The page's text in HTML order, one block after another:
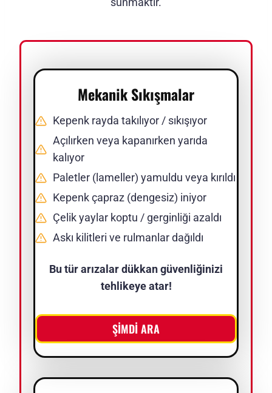
Mekanik Sıkışmalar
Kepenk rayda takılıyor / sıkışıyor
Açılırken veya kapanırken yarıda
kalıyor
Paletler (lameller) yamuldu veya kırıldı
Kepenk çapraz (dengesiz) iniyor
Çelik yaylar koptu / gerginliği azaldı
Askı kilitleri ve rulmanlar dağıldı
Bu tür arızalar dükkan güvenliğinizi
tehlikeye atar!
ŞİMDİ ARA